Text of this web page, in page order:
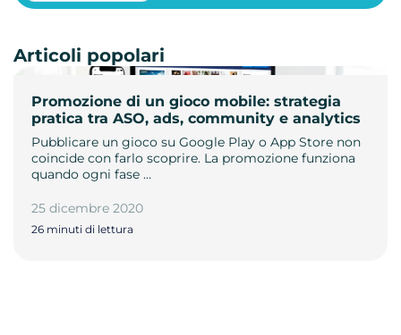
Promozione di un gioco mobile: strategia
pratica tra ASO, ads, community e analytics
Pubblicare un gioco su Google Play o App Store non
coincide con farlo scoprire. La promozione funziona
quando ogni fase …
25 dicembre 2020
26 minuti di lettura
Articoli popolari